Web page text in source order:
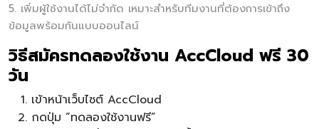
5. เพิ่มผู้ใช้งานได้ไม่จำกัด เหมาะสำหรับทีมงานที่ต้องการเข้าถึง
ข้อมูลพร้อมกันแบบออนไลน์
วิธีสมัครทดลองใช้งาน AccCloud ฟรี 30
วัน
เข้าหน้าเว็บไซต์ AccCloud
กดปุ่ม “ทดลองใช้งานฟรี”